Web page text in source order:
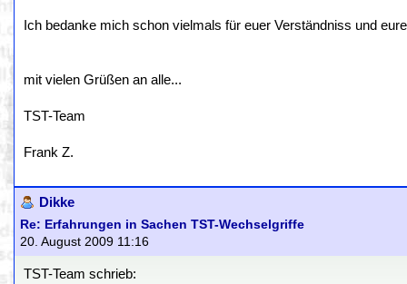
Ich bedanke mich schon vielmals für euer Verständniss und
mit vielen Grüßen an alle...
TST-Team
Frank Z.
Dikke
Re: Erfahrungen in Sachen TST-Wechselgriffe
20. August 2009 11:16
TST-Team schrieb: